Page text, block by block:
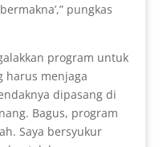
pungkas
program untuk
harus menjaga
dipasang di
Bagus, program
Saya bersyukur